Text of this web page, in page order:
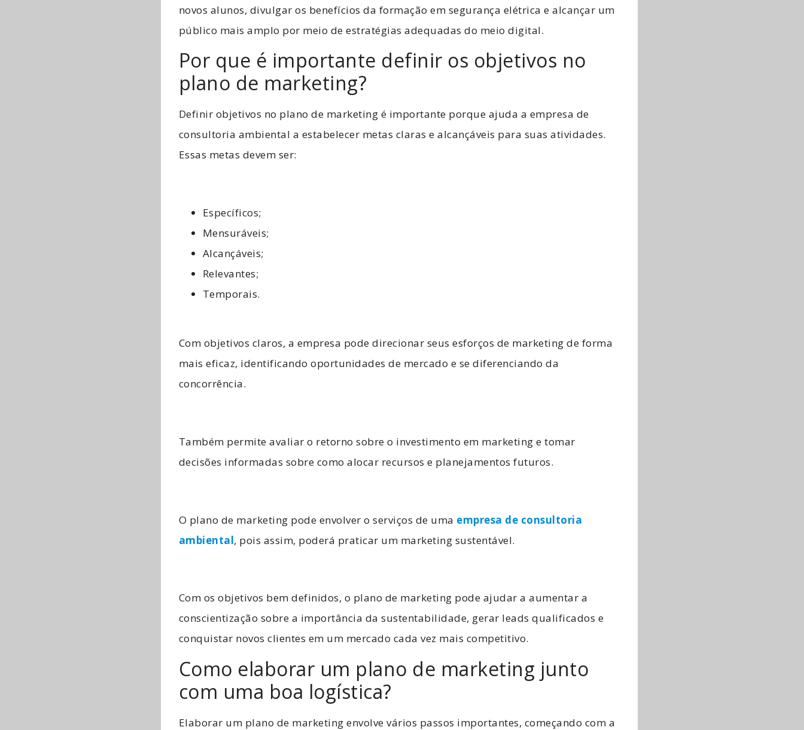
novos alunos, divulgar os benefícios da formação em segurança elétrica e alcançar um
público mais amplo por meio de estratégias adequadas do meio digital.
Por que é importante definir os objetivos no
plano de marketing?
Definir objetivos no plano de marketing é importante porque ajuda a empresa de
consultoria ambiental a estabelecer metas claras e alcançáveis para suas atividades.
Essas metas devem ser:
Específicos;
Mensuráveis;
Alcançáveis;
Relevantes;
Temporais.
Com objetivos claros, a empresa pode direcionar seus esforços de marketing de forma
mais eficaz, identificando oportunidades de mercado e se diferenciando da
concorrência.
Também permite avaliar o retorno sobre o investimento em marketing e tomar
decisões informadas sobre como alocar recursos e planejamentos futuros.
O plano de marketing pode envolver o serviços de uma empresa de consultoria
ambiental, pois assim, poderá praticar um marketing sustentável.
Com os objetivos bem definidos, o plano de marketing pode ajudar a aumentar a
conscientização sobre a importância da sustentabilidade, gerar leads qualificados e
conquistar novos clientes em um mercado cada vez mais competitivo.
Como elaborar um plano de marketing junto
com uma boa logística?
Elaborar um plano de marketing envolve vários passos importantes, começando com a